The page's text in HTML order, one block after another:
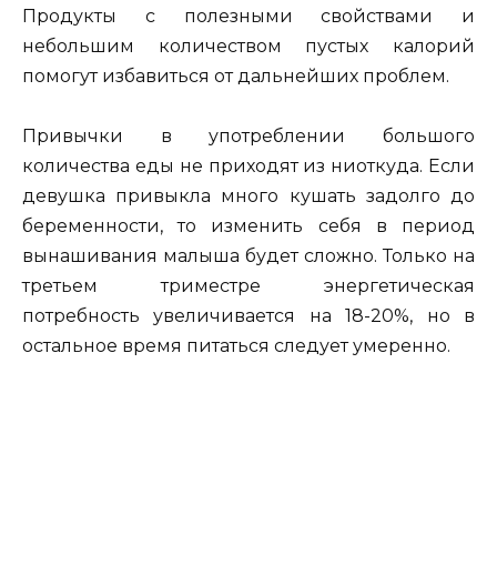
Продукты с полезными свойствами и
небольшим количеством пустых калорий
помогут избавиться от дальнейших проблем.
Привычки в употреблении большого
количества еды не приходят из ниоткуда. Если
девушка привыкла много кушать задолго до
беременности, то изменить себя в период
вынашивания малыша будет сложно. Только на
третьем триместре энергетическая
потребность увеличивается на 18-20%, но в
остальное время питаться следует умеренно.